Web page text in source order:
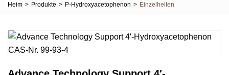
Heim > Produkte > P-Hydroxyacetophenon > Einzelheiten